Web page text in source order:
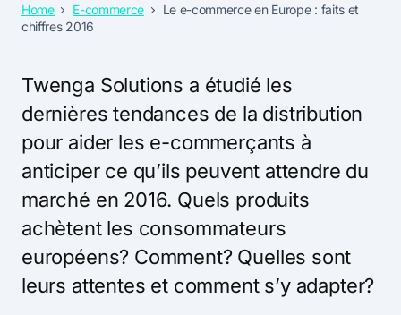
Home E-commerce
Le e-commerce en Europe : faits et
chiffres 2016
Twenga Solutions a étudié les
dernières tendances de la distribution
pour aider les e-commerçants à
anticiper ce qu’ils peuvent attendre du
marché en 2016. Quels produits
achètent les consommateurs
européens? Comment? Quelles sont
leurs attentes et comment s’y adapter?